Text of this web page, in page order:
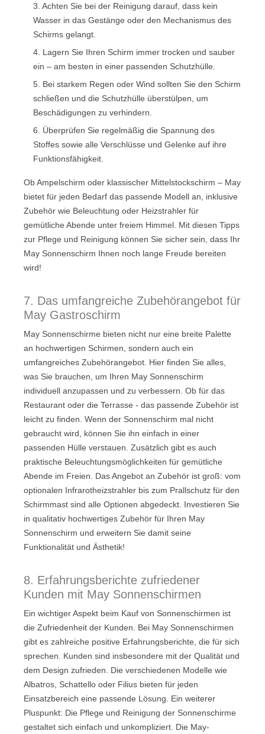
3. Achten Sie bei der Reinigung darauf, dass kein
Wasser in das Gestänge oder den Mechanismus des
Schirms gelangt.
4. Lagern Sie Ihren Schirm immer trocken und sauber
ein – am besten in einer passenden Schutzhülle.
5. Bei starkem Regen oder Wind sollten Sie den Schirm
schließen und die Schutzhülle überstülpen, um
Beschädigungen zu verhindern.
6. Überprüfen Sie regelmäßig die Spannung des
Stoffes sowie alle Verschlüsse und Gelenke auf ihre
Funktionsfähigkeit.
Ob Ampelschirm oder klassischer Mittelstockschirm – May
bietet für jeden Bedarf das passende Modell an, inklusive
Zubehör wie Beleuchtung oder Heizstrahler für
gemütliche Abende unter freiem Himmel. Mit diesen Tipps
zur Pflege und Reinigung können Sie sicher sein, dass Ihr
May Sonnenschirm Ihnen noch lange Freude bereiten
wird!
7. Das umfangreiche Zubehörangebot für
May Gastroschirm
May Sonnenschirme bieten nicht nur eine breite Palette
an hochwertigen Schirmen, sondern auch ein
umfangreiches Zubehörangebot. Hier finden Sie alles,
was Sie brauchen, um Ihren May Sonnenschirm
individuell anzupassen und zu verbessern. Ob für das
Restaurant oder die Terrasse - das passende Zubehör ist
leicht zu finden. Wenn der Sonnenschirm mal nicht
gebraucht wird, können Sie ihn einfach in einer
passenden Hülle verstauen. Zusätzlich gibt es auch
praktische Beleuchtungsmöglichkeiten für gemütliche
Abende im Freien. Das Angebot an Zubehör ist groß: vom
optionalen Infrarotheizstrahler bis zum Prallschutz für den
Schirmmast sind alle Optionen abgedeckt. Investieren Sie
in qualitativ hochwertiges Zubehör für Ihren May
Sonnenschirm und erweitern Sie damit seine
Funktionalität und Ästhetik!
8. Erfahrungsberichte zufriedener
Kunden mit May Sonnenschirmen
Ein wichtiger Aspekt beim Kauf von Sonnenschirmen ist
die Zufriedenheit der Kunden. Bei May Sonnenschirmen
gibt es zahlreiche positive Erfahrungsberichte, die für sich
sprechen. Kunden sind insbesondere mit der Qualität und
dem Design zufrieden. Die verschiedenen Modelle wie
Albatros, Schattello oder Filius bieten für jeden
Einsatzbereich eine passende Lösung. Ein weiterer
Pluspunkt: Die Pflege und Reinigung der Sonnenschirme
gestaltet sich einfach und unkompliziert. Die May-